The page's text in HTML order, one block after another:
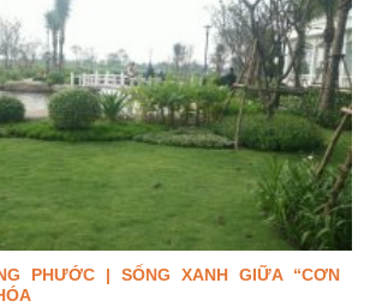
PHƯỚC | SỐNG XANH GIỮA “CƠN